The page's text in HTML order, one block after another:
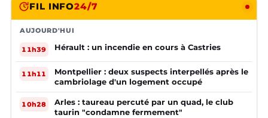
FIL INFO24/7
AUJOURD'HUI
11h39 Hérault : un incendie en cours à Castries
11h11
Montpellier : deux suspects interpellés après le
cambriolage d'un logement occupé
10h28
Arles : taureau percuté par un quad, le club
taurin "condamne fermement"